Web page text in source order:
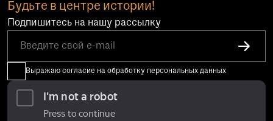
Будьте в центре истории!
Подпишитесь на нашу рассылку
Выражаю согласие на обработку персональных данных